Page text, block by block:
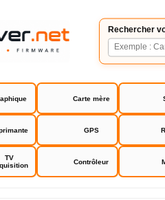
Rechercher
Carte mère
GPS
TV
Contrôleur
H170 PRO GAMING